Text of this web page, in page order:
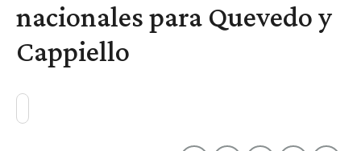
nacionales para Quevedo y
Cappiello